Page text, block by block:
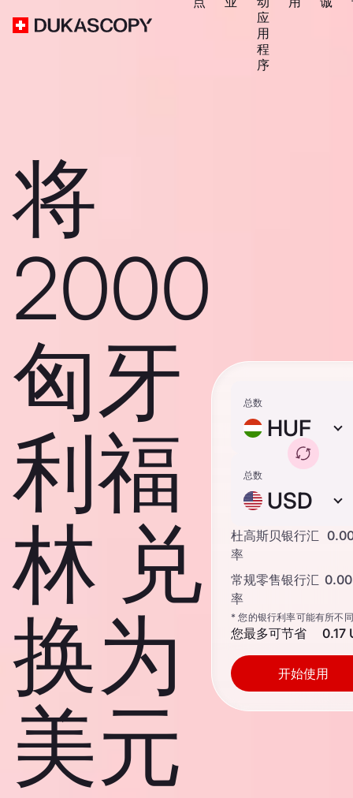
应
用
程
序
将
2000
匈牙
利福
林 兑
换为
美元
总数
HUF
总数
USD
杜高斯贝银行汇
率
常规零售银行汇
率
* 您的银行利率可能有所不同
您最多可节省 0.17
开始使用